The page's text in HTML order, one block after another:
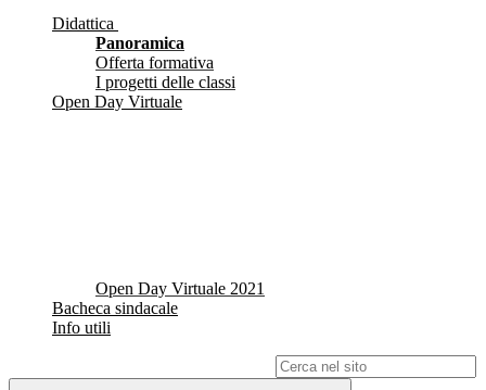
Didattica
Panoramica
Offerta formativa
I progetti delle classi
Open Day Virtuale
Open Day Virtuale 2021
Bacheca sindacale
Info utili